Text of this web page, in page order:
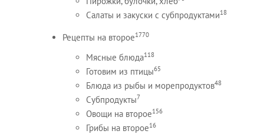
Салаты и закуски с субпродуктами18
Рецепты на второе1770
Мясные блюда118
Готовим из птицы65
Блюда из рыбы и морепродуктов48
Субпродукты7
Овощи на второе156
Грибы на второе16